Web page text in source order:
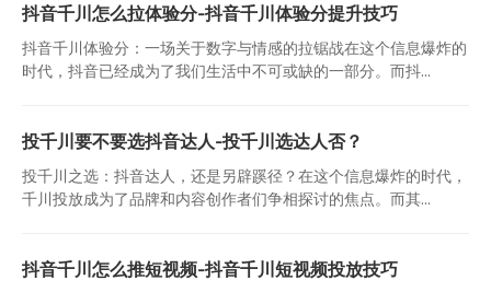
抖音千川怎么拉体验分-抖音千川体验分提升技巧
抖音千川体验分：一场关于数字与情感的拉锯战在这个信息爆炸的
时代，抖音已经成为了我们生活中不可或缺的一部分。而抖...
投千川要不要选抖音达人-投千川选达人否？
投千川之选：抖音达人，还是另辟蹊径？在这个信息爆炸的时代，
千川投放成为了品牌和内容创作者们争相探讨的焦点。而其...
抖音千川怎么推短视频-抖音千川短视频投放技巧